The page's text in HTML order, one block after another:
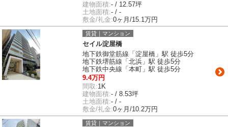
建物面積:- / 12.57坪
土地面積:- / -
敷金/礼金:0ヶ月/15.1万円
賃貸｜マンション
セイル淀屋橋
地下鉄御堂筋線「淀屋橋」駅 徒歩5分
地下鉄堺筋線「北浜」駅 徒歩5分
地下鉄中央線「本町」駅 徒歩5分
9.4万円
間取:1K
建物面積:- / 8.53坪
土地面積:- / -
敷金/礼金:0ヶ月/10.2万円
賃貸｜マンション